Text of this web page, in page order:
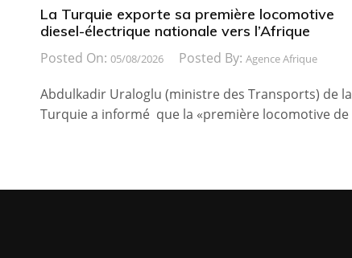
La Turquie exporte sa première locomotive
diesel-électrique nationale vers l’Afrique
Posted On: 05/08/2026 Posted By: Agence Afrique
Abdulkadir Uraloglu (ministre des Transports) de la
Turquie a informé que la «première locomotive de